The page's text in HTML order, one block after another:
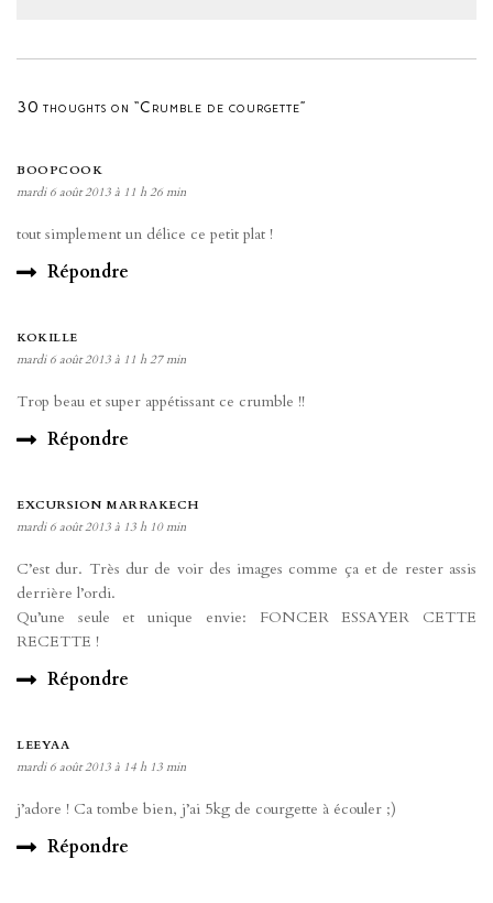
30 thoughts on “Crumble de courgette”
BOOPCOOK
mardi 6 août 2013 à 11 h 26 min
tout simplement un délice ce petit plat !
Répondre
KOKILLE
mardi 6 août 2013 à 11 h 27 min
Trop beau et super appétissant ce crumble !!
Répondre
EXCURSION MARRAKECH
mardi 6 août 2013 à 13 h 10 min
C’est dur. Très dur de voir des images comme ça et de rester assis
derrière l’ordi.
Qu’une seule et unique envie: FONCER ESSAYER CETTE
RECETTE !
Répondre
LEEYAA
mardi 6 août 2013 à 14 h 13 min
j’adore ! Ca tombe bien, j’ai 5kg de courgette à écouler ;)
Répondre